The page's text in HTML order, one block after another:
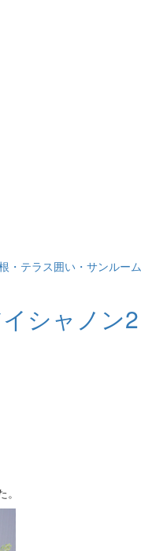
・テラス囲い・サンルーム
シャノン2